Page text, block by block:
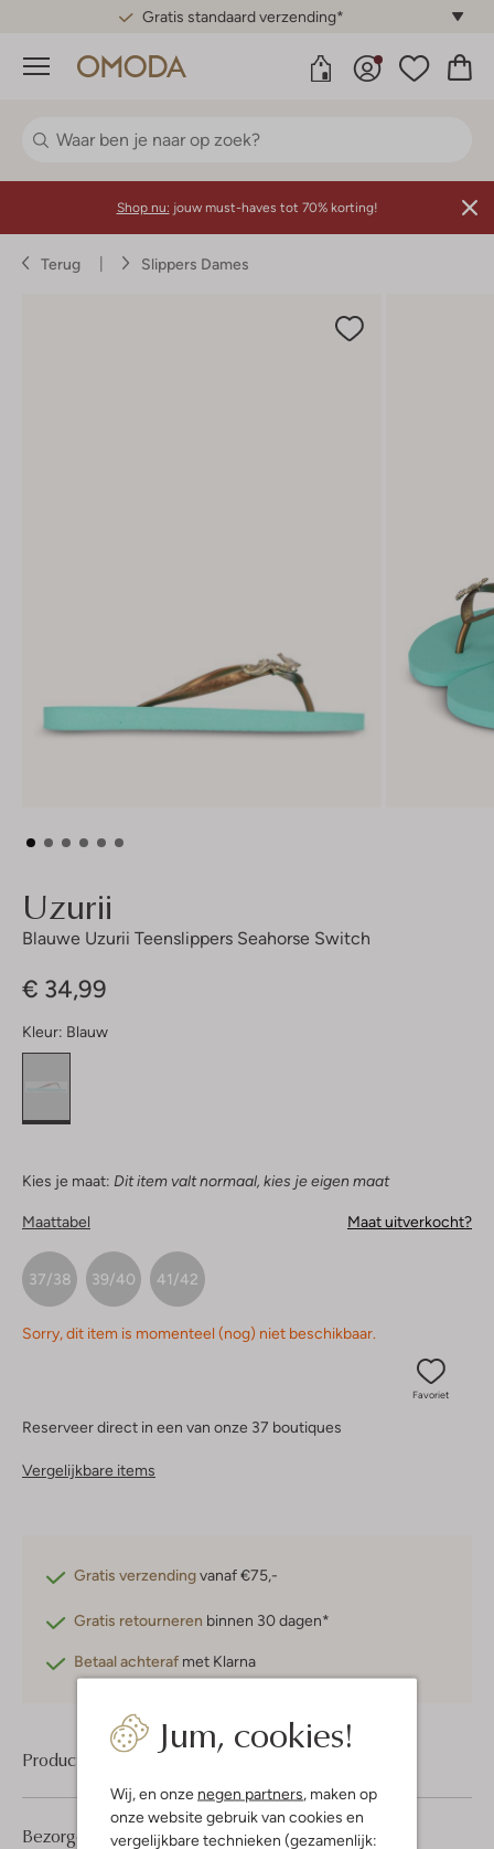
Gratis standaard verzending*
Menu
Jum, cookies!
Wij, en onze negen partners , maken op
onze website gebruik van cookies en
vergelijkbare technieken (gezamenlijk:
Shop nu: jouw must-haves tot 70% korting!
Terug Slippers Dames
Uzurii
Blauwe Uzurii Teenslippers Seahorse Switch
€ 34,99
Kleur: Blauw
Kies je maat: Dit item valt normaal, kies je eigen maat
Maattabel Maat uitverkocht?
37/38 39/40 41/42
Sorry, dit item is momenteel (nog) niet beschikbaar.
Favoriet
Reserveer direct in een van onze 37 boutiques
Vergelijkbare items
Gratis verzendingvanaf €75,-
Gratis retourneren binnen 30 dagen*
Betaal achteraf met Klarna
Product informatie
Bezorgen & retourneren